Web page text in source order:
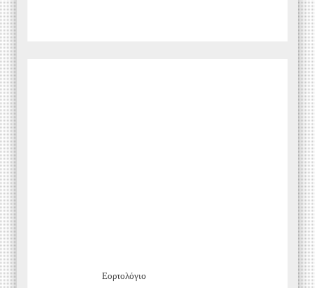
Εορτολόγιο